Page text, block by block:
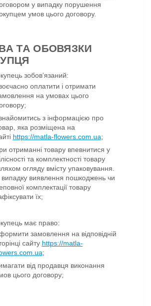
у випадку порушення
умов цього договору.
ТА ОБОВЯЗКИ
зобов’язаний:
оплатити і отримати
на умовах цього
з інформацією про
яка розміщена на
https://matla-flowers.com.ua;
отриманні товару впевнитися у
та комплектності товару
огляду вмісту упаковування.
виявлення пошкоджень чи
комплектації товару
їх;
має право:
замовлення на відповідній
сайту https://matla-
;
від продавця виконання
цього договору;